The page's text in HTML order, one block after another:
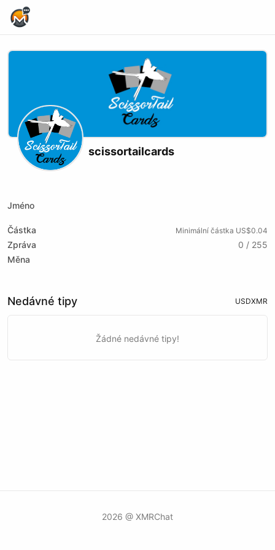
scissortailcards
Jméno
Částka Minimální částka US$0.04
Zpráva
0 / 255
Měna
Nedávné tipy USDXMR
Žádné nedávné tipy!
2026 @ XMRChat